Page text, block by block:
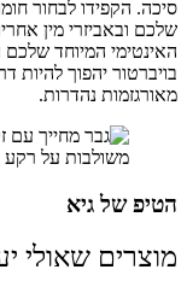
סיכה. הקפידו לבחור
שלכם ובאביזרי מין
האינטימי המיוחד
בויברטור יהפוך להיות
מאורגזמות נהדרות.
הטיפ של גיא
מוצרים שאולי